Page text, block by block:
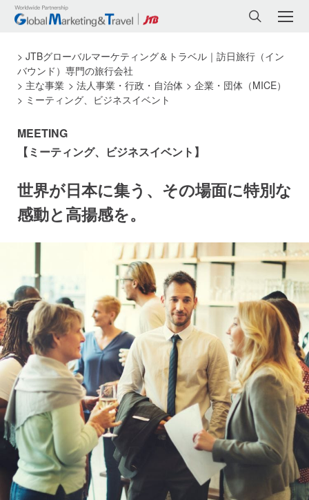
JTBグローバルマーケティング＆トラベル｜訪日旅行（イン
バウンド）専門の旅行会社
主な事業
法人事業・行政・自治体
企業・団体（MICE）
ミーティング、ビジネスイベント
MEETING
【ミーティング、ビジネスイベント】
世界が日本に集う、その場面に特別な
感動と高揚感を。